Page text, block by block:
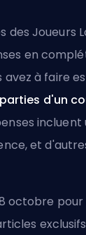
des Joueurs
en
avez à faire
parties d'un
incluent
, et
octobre